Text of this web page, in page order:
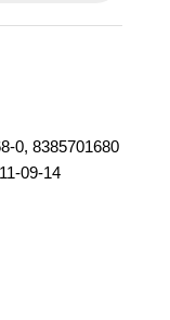
0, 8385701680
09-14